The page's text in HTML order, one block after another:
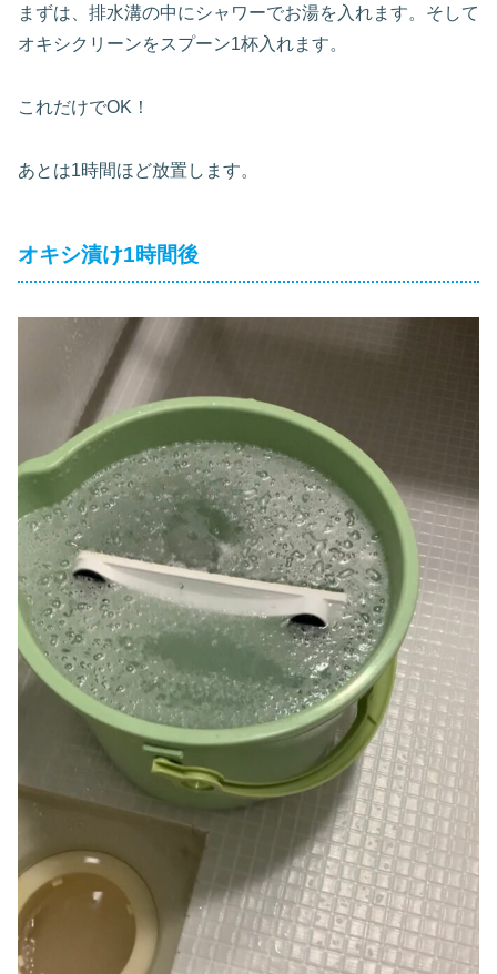
まずは、排水溝の中にシャワーでお湯を入れます。そして
オキシクリーンをスプーン1杯入れます。
これだけでOK！
あとは1時間ほど放置します。
オキシ漬け1時間後